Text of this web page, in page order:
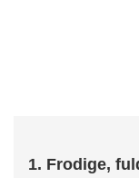
1. Frodige,